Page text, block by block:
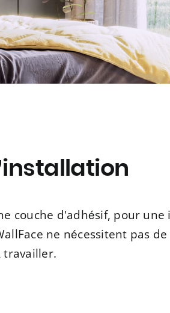
couche d’adhésif, pour
ne nécessitent pas
travailler.